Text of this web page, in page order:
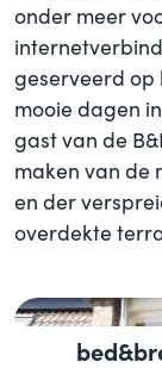
bed&
onder meer
geserveerd
mooie dagen
gast van de B&
maken van de
en der
overdekte